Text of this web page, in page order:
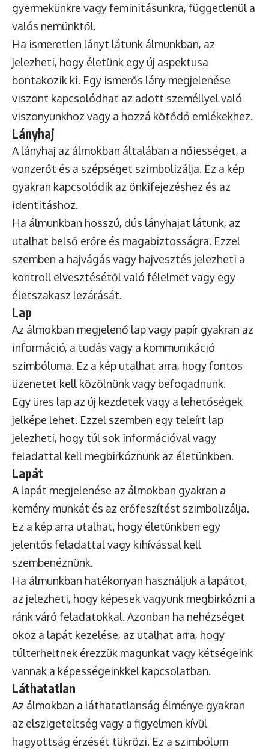
gyermekünkre vagy feminitásunkra, függetlenül a
valós nemünktől.
Ha ismeretlen lányt látunk álmunkban, az
jelezheti, hogy életünk egy új aspektusa
bontakozik ki. Egy ismerős lány megjelenése
viszont kapcsolódhat az adott személlyel való
viszonyunkhoz vagy a hozzá kötődő emlékekhez.
Lányhaj
A lányhaj az álmokban általában a nőiességet, a
vonzerőt és a szépséget szimbolizálja. Ez a kép
gyakran kapcsolódik az önkifejezéshez és az
identitáshoz.
Ha álmunkban hosszú, dús lányhajat látunk, az
utalhat belső erőre és magabiztosságra. Ezzel
szemben a hajvágás vagy hajvesztés jelezheti a
kontroll elvesztésétől való félelmet vagy egy
életszakasz lezárását.
Lap
Az álmokban megjelenő lap vagy papír gyakran az
információ, a tudás vagy a kommunikáció
szimbóluma. Ez a kép utalhat arra, hogy fontos
üzenetet kell közölnünk vagy befogadnunk.
Egy üres lap az új kezdetek vagy a lehetőségek
jelképe lehet. Ezzel szemben egy teleírt lap
jelezheti, hogy túl sok információval vagy
feladattal kell megbirkóznunk az életünkben.
Lapát
A lapát megjelenése az álmokban gyakran a
kemény munkát és az erőfeszítést szimbolizálja.
Ez a kép arra utalhat, hogy életünkben egy
jelentős feladattal vagy kihívással kell
szembenéznünk.
Ha álmunkban hatékonyan használjuk a lapátot,
az jelezheti, hogy képesek vagyunk megbirkózni a
ránk váró feladatokkal. Azonban ha nehézséget
okoz a lapát kezelése, az utalhat arra, hogy
túlterheltnek érezzük magunkat vagy kétségeink
vannak a képességeinkkel kapcsolatban.
Láthatatlan
Az álmokban a láthatatlanság élménye gyakran
az elszigeteltség vagy a figyelmen kívül
hagyottság érzését tükrözi. Ez a szimbólum